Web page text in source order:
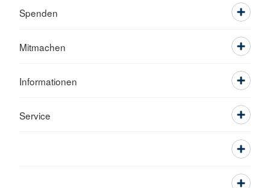
Spenden
Mitmachen
Informationen
Service